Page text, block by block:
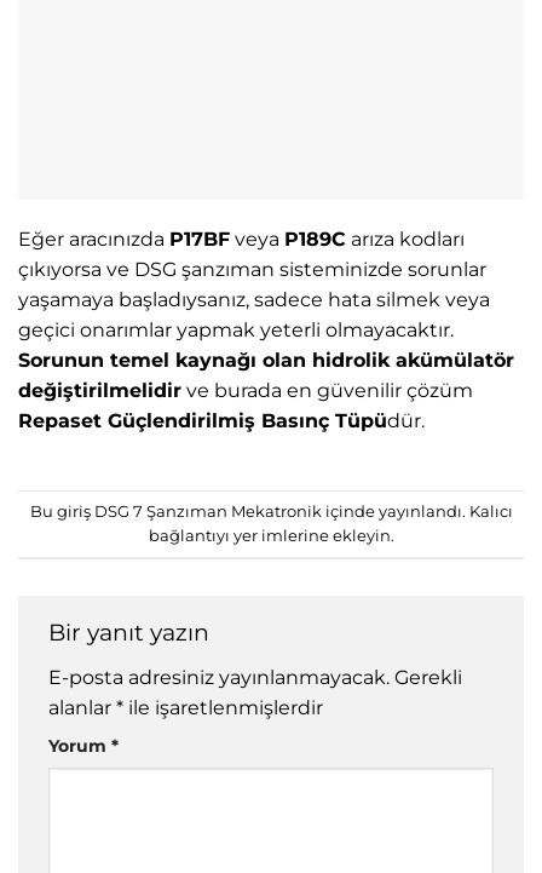
Eğer aracınızda P17BF veya P189C arıza kodları
çıkıyorsa ve DSG şanzıman sisteminizde sorunlar
yaşamaya başladıysanız, sadece hata silmek veya
geçici onarımlar yapmak yeterli olmayacaktır.
Sorunun temel kaynağı olan hidrolik akümülatör
değiştirilmelidir ve burada en güvenilir çözüm
Repaset Güçlendirilmiş Basınç Tüpüdür.
Bu giriş DSG 7 Şanzıman Mekatronik içinde yayınlandı. Kalıcı
bağlantıyı yer imlerine ekleyin.
Bir yanıt yazın
E-posta adresiniz yayınlanmayacak. Gerekli
alanlar * ile işaretlenmişlerdir
Yorum *